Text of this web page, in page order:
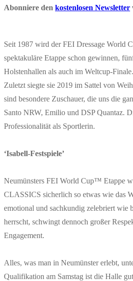
Abonniere den kostenlosen Newsletter
Seit 1987 wird der FEI Dressage World
spektakuläre Etappe schon gewinnen,
Holstenhallen als auch im Weltcup-
Zuletzt siegte sie 2019 im Sattel von
sind besondere Zuschauer, die uns die
Santo NRW, Emilio und DSP Quantaz.
Professionalität als Sportlerin.
‘Isabell-Festspiele’
Neumünsters FEI World Cup™ Etappe
CLASSICS sicherlich so etwas wie das
emotional und sachkundig zelebriert
herrscht, schwingt dennoch großer
Engagement.
Alles, was man in Neumünster erlebt,
Qualifikation am Samstag ist die Halle